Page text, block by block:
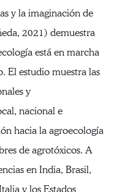
y la imaginación de
2021) demuestra
está en marcha
El estudio muestra las
y
nacional e
hacia la agroecología
de agrotóxicos. A
en India, Brasil,
y los Estados